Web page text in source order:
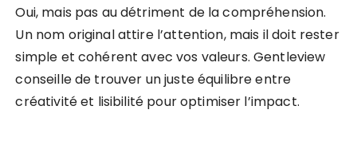
Oui, mais pas au détriment de la compréhension.
Un nom original attire l’attention, mais il doit rester
simple et cohérent avec vos valeurs. Gentleview
conseille de trouver un juste équilibre entre
créativité et lisibilité pour optimiser l’impact.